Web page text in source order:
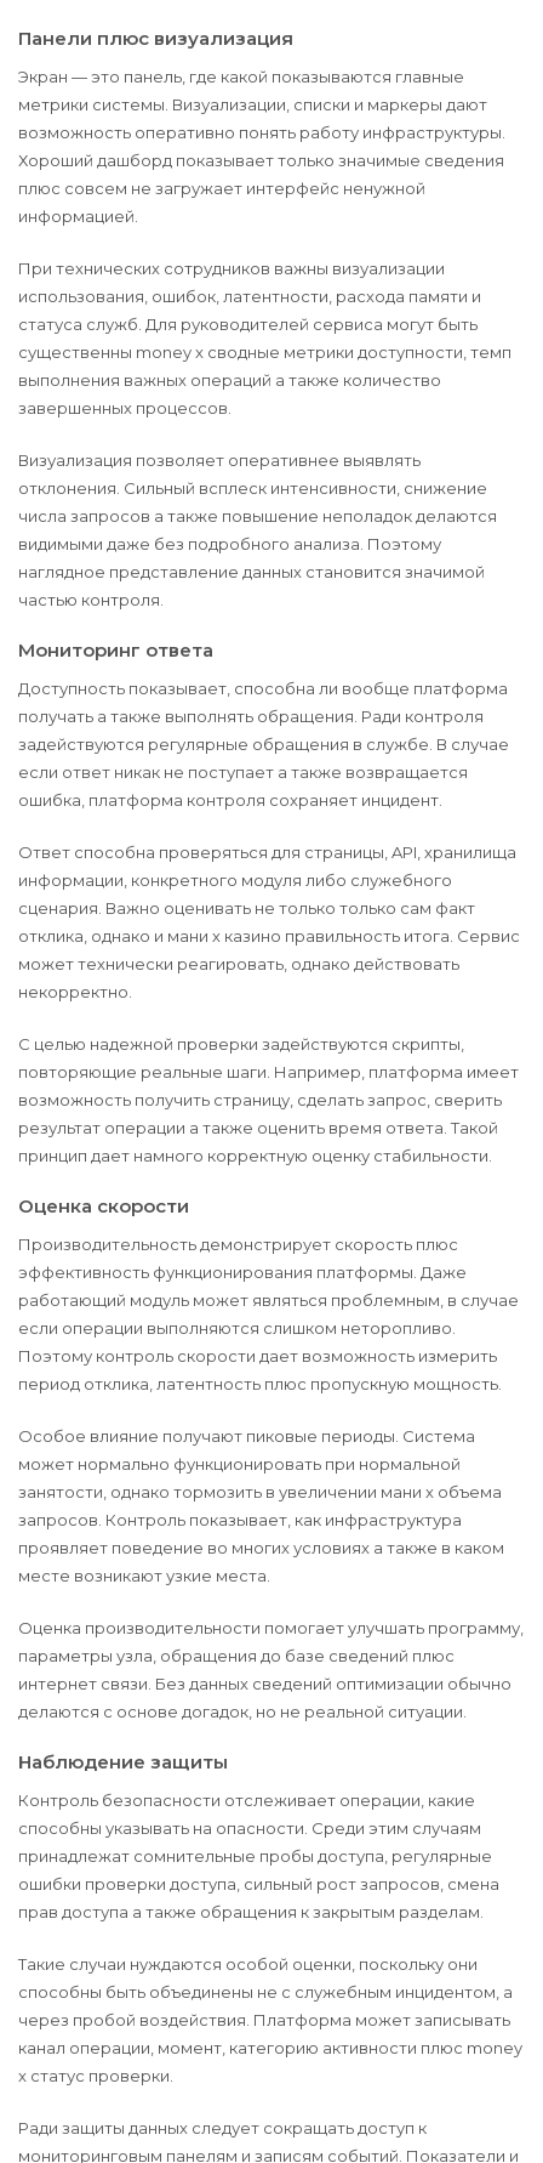
Панели плюс визуализация
Экран — это панель, где какой показываются главные
метрики системы. Визуализации, списки и маркеры дают
возможность оперативно понять работу инфраструктуры.
Хороший дашборд показывает только значимые сведения
плюс совсем не загружает интерфейс ненужной
информацией.
При технических сотрудников важны визуализации
использования, ошибок, латентности, расхода памяти и
статуса служб. Для руководителей сервиса могут быть
существенны money x сводные метрики доступности, темп
выполнения важных операций а также количество
завершенных процессов.
Визуализация позволяет оперативнее выявлять
отклонения. Сильный всплеск интенсивности, снижение
числа запросов а также повышение неполадок делаются
видимыми даже без подробного анализа. Поэтому
наглядное представление данных становится значимой
частью контроля.
Мониторинг ответа
Доступность показывает, способна ли вообще платформа
получать а также выполнять обращения. Ради контроля
задействуются регулярные обращения в службе. В случае
если ответ никак не поступает а также возвращается
ошибка, платформа контроля сохраняет инцидент.
Ответ способна проверяться для страницы, API, хранилища
информации, конкретного модуля либо служебного
сценария. Важно оценивать не только только сам факт
отклика, однако и мани х казино правильность итога. Сервис
может технически реагировать, однако действовать
некорректно.
С целью надежной проверки задействуются скрипты,
повторяющие реальные шаги. Например, платформа имеет
возможность получить страницу, сделать запрос, сверить
результат операции а также оценить время ответа. Такой
принцип дает намного корректную оценку стабильности.
Оценка скорости
Производительность демонстрирует скорость плюс
эффективность функционирования платформы. Даже
работающий модуль может являться проблемным, в случае
если операции выполняются слишком неторопливо.
Поэтому контроль скорости дает возможность измерить
период отклика, латентность плюс пропускную мощность.
Особое влияние получают пиковые периоды. Система
может нормально функционировать при нормальной
занятости, однако тормозить в увеличении мани х объема
запросов. Контроль показывает, как инфраструктура
проявляет поведение во многих условиях а также в каком
месте возникают узкие места.
Оценка производительности помогает улучшать программу,
параметры узла, обращения до базе сведений плюс
интернет связи. Без данных сведений оптимизации обычно
делаются с основе догадок, но не реальной ситуации.
Наблюдение защиты
Контроль безопасности отслеживает операции, какие
способны указывать на опасности. Среди этим случаям
принадлежат сомнительные пробы доступа, регулярные
ошибки проверки доступа, сильный рост запросов, смена
прав доступа а также обращения к закрытым разделам.
Такие случаи нуждаются особой оценки, поскольку они
способны быть объединены не с служебным инцидентом, а
через пробой воздействия. Платформа может записывать
канал операции, момент, категорию активности плюс money
x статус проверки.
Ради защиты данных следует сокращать доступ к
мониторинговым панелям и записям событий. Показатели и